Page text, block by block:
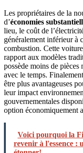
Les propriétaires de la
d’économies
lieu, le coût de
généralement inférieur à
combustion. Cette
rapport aux modèles
possède moins de pièces
avec le temps.
être plus avantageuses
leur impact
gouvernementales
option économiquement
Voici pourquoi la
revenir à l'essence :